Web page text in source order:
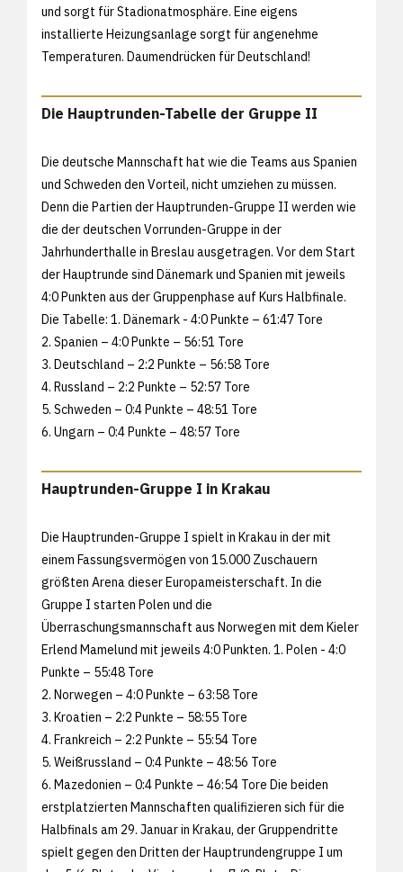
und sorgt für Stadionatmosphäre. Eine eigens
installierte Heizungsanlage sorgt für angenehme
Temperaturen. Daumendrücken für Deutschland!
Die Hauptrunden-Tabelle der Gruppe II
Die deutsche Mannschaft hat wie die Teams aus Spanien
und Schweden den Vorteil, nicht umziehen zu müssen.
Denn die Partien der Hauptrunden-Gruppe II werden wie
die der deutschen Vorrunden-Gruppe in der
Jahrhunderthalle in Breslau ausgetragen. Vor dem Start
der Hauptrunde sind Dänemark und Spanien mit jeweils
4:0 Punkten aus der Gruppenphase auf Kurs Halbfinale.
Die Tabelle: 1. Dänemark - 4:0 Punkte – 61:47 Tore
2. Spanien – 4:0 Punkte – 56:51 Tore
3. Deutschland – 2:2 Punkte – 56:58 Tore
4. Russland – 2:2 Punkte – 52:57 Tore
5. Schweden – 0:4 Punkte – 48:51 Tore
6. Ungarn – 0:4 Punkte – 48:57 Tore
Hauptrunden-Gruppe I in Krakau
Die Hauptrunden-Gruppe I spielt in Krakau in der mit
einem Fassungsvermögen von 15.000 Zuschauern
größten Arena dieser Europameisterschaft. In die
Gruppe I starten Polen und die
Überraschungsmannschaft aus Norwegen mit dem Kieler
Erlend Mamelund mit jeweils 4:0 Punkten. 1. Polen - 4:0
Punkte – 55:48 Tore
2. Norwegen – 4:0 Punkte – 63:58 Tore
3. Kroatien – 2:2 Punkte – 58:55 Tore
4. Frankreich – 2:2 Punkte – 55:54 Tore
5. Weißrussland – 0:4 Punkte – 48:56 Tore
6. Mazedonien – 0:4 Punkte – 46:54 Tore Die beiden
erstplatzierten Mannschaften qualifizieren sich für die
Halbfinals am 29. Januar in Krakau, der Gruppendritte
spielt gegen den Dritten der Hauptrundengruppe I um